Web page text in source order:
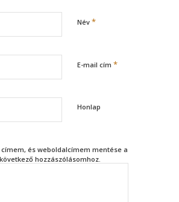
Név *
E-mail cím *
Honlap
és weboldalcímem mentése a
hozzászólásomhoz.